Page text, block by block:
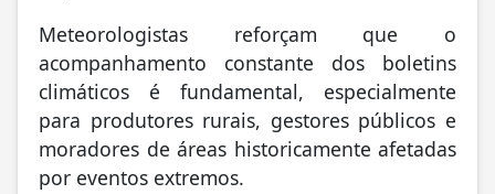
Meteorologistas reforçam que o
acompanhamento constante dos boletins
climáticos é fundamental, especialmente
para produtores rurais, gestores públicos e
moradores de áreas historicamente afetadas
por eventos extremos.